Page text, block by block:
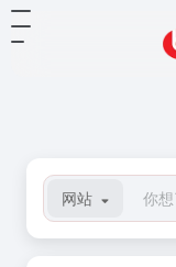
网站